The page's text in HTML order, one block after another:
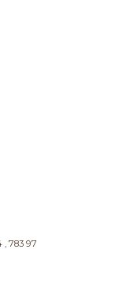
, 783 97